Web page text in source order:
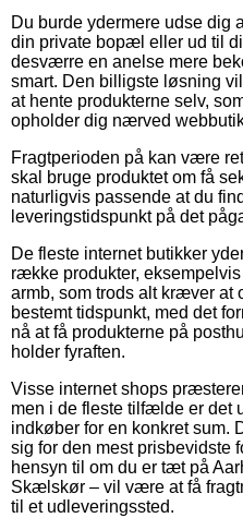
Du burde ydermere udse dig
din private bopæl eller ud til
desværre en anelse mere
smart. Den billigste løsning
at hente produkterne selv,
opholder dig nærved
Fragtperioden på kan være
skal bruge produktet om få
naturligvis passende at du
leveringstidspunkt på det
De fleste internet butikker
række produkter,
armb, som trods alt kræver at
bestemt tidspunkt, med det
nå at få produkterne på
holder fyraften.
Visse internet shops
men i de fleste tilfælde er det
indkøber for en konkret sum.
sig for den mest prisbevidste
hensyn til om du er tæt på
Skælskør – vil være at få
til et udleveringssted.